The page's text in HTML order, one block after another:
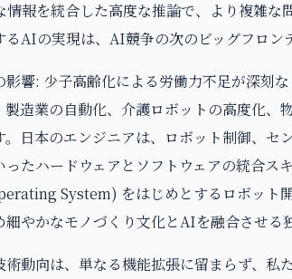
情報を統合した高度な推論で、より複雑
るAIの実現は、AI競争の次のビッグフロン
影響: 少子高齢化による労働力不足が深刻
製造業の自動化、介護ロボットの高度化
。日本のエンジニアは、ロボット制御、セ
ったハードウェアとソフトウェアの統合ス
System) をはじめとするロボット
細やかなモノづくり文化とAIを融合させる
術動向は、単なる機能拡張に留まらず、